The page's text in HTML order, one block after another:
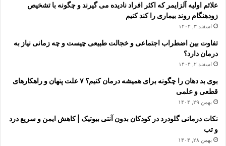
علائم اولیه آلزایمر که اکثر افراد نادیده می گیرند و چگونه با تشخیص
زودهنگام روند بیماری را کند کنیم
اسفند ۳, ۱۴۰۴
تفاوت بین اضطراب اجتماعی و خجالت طبیعی چیست و چه زمانی نیاز به
درمان دارد؟
اسفند ۲, ۱۴۰۴
بوی بد دهان را چگونه برای همیشه درمان کنیم؟ ۷ علت پنهان و راهکارهای
قطعی و علمی
بهمن ۲۹, ۱۴۰۴
نکات درمانی گلودرد در کودکان بدون آنتی بیوتیک | کاهش ایمن و سریع درد
و تب
بهمن ۲۸, ۱۴۰۴